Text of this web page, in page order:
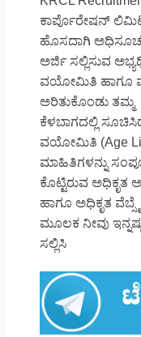
ಕಾರ್ಪೊರೇಷನ್
ಹೊಸದಾಗಿ
ಅರ್ಜಿ ಸಲ್ಲಿಸುವ
ವಯೋಮಿತಿ ಹಾಗೂ
ಅರಿತುಕೊಂಡು ತಮ್ಮ
ಕೆಳಬಾಗದಲ್ಲಿ
ವಯೋಮಿತಿ (Age
ಮಾಹಿತಿಗಳನ್ನು
ಕೊಟ್ಟಿರುವ
ಹಾಗೂ ಅಧಿಕೃತ
ಮೂಲಕ ನೀವು
ಸಲ್ಲಿಸಿ